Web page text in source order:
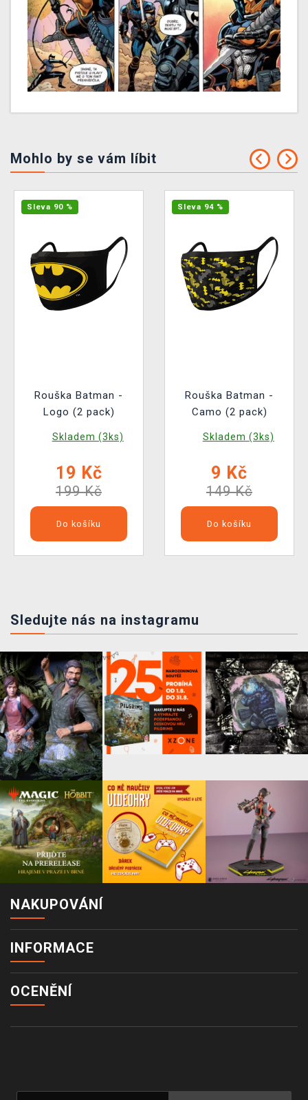
Mohlo by se vám líbit
Sleva 90 %
Rouška Batman -
Logo (2 pack)
Skladem (3ks)
19 Kč
199 Kč
Do košíku
Sleva 94 %
Rouška Batman -
Camo (2 pack)
Skladem (3ks)
9 Kč
149 Kč
Do košíku
Sledujte nás na instagramu
NAKUPOVÁNÍ
INFORMACE
OCENĚNÍ